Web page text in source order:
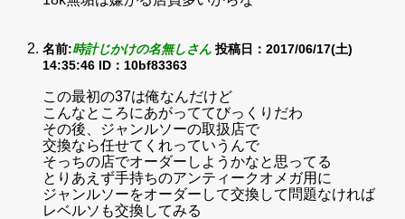
名前:時計じかけの名無しさん 投稿日：2017/06/17(土)
14:35:46 ID：10bf83363
この最初の37は俺なんだけど
こんなところにあがっててびっくりだわ
その後、ジャンルソーの取扱店で
交換なら任せてくれっていうんで
そっちの店でオーダーしようかなと思ってる
とりあえず手持ちのアンティークオメガ用に
ジャンルソーをオーダーして交換して問題なければ
レベルソも交換してみる